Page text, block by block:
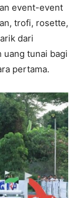
event-event
trofi, rosette,
dari
uang tunai bagi
pertama.